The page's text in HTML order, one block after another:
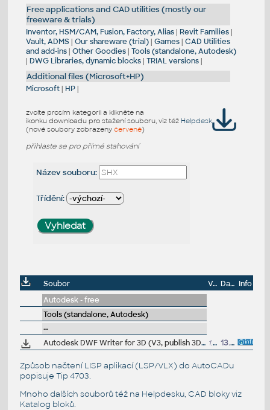
Free applications and CAD utilities (mostly our
freeware & trials)
Inventor, HSM/CAM, Fusion, Factory, Alias| Revit Families|
Vault, ADMS | Our shareware (trial)| Games| CAD Utilities
and add-ins| Other Goodies| Tools (standalone, Autodesk)
| DWG Libraries, dynamic blocks| TRIAL versions|
Additional files (Microsoft+HP)
Microsoft| HP|
zvolte prosím kategorii a klikněte na
ikonku downloadu pro stažení souboru, viz též Helpdesk
(nové soubory zobrazeny červeně)
přihlaste se pro přímé stahování
Název souboru:
Třídění:
Soubor Velikost Datum Info
Autodesk - free
Tools (standalone, Autodesk)
--
Autodesk DWF Writer for 3D (V3, publish 3D DWF from Catia, UGS NX, Solid Edge, etc.) 1.83MB 13.10.2005
Způsob načtení LISP aplikací (LSP/VLX) do AutoCADu
popisuje Tip 4703.
Mnoho dalších souborů též na Helpdesku, CAD bloky viz
Katalog bloků.